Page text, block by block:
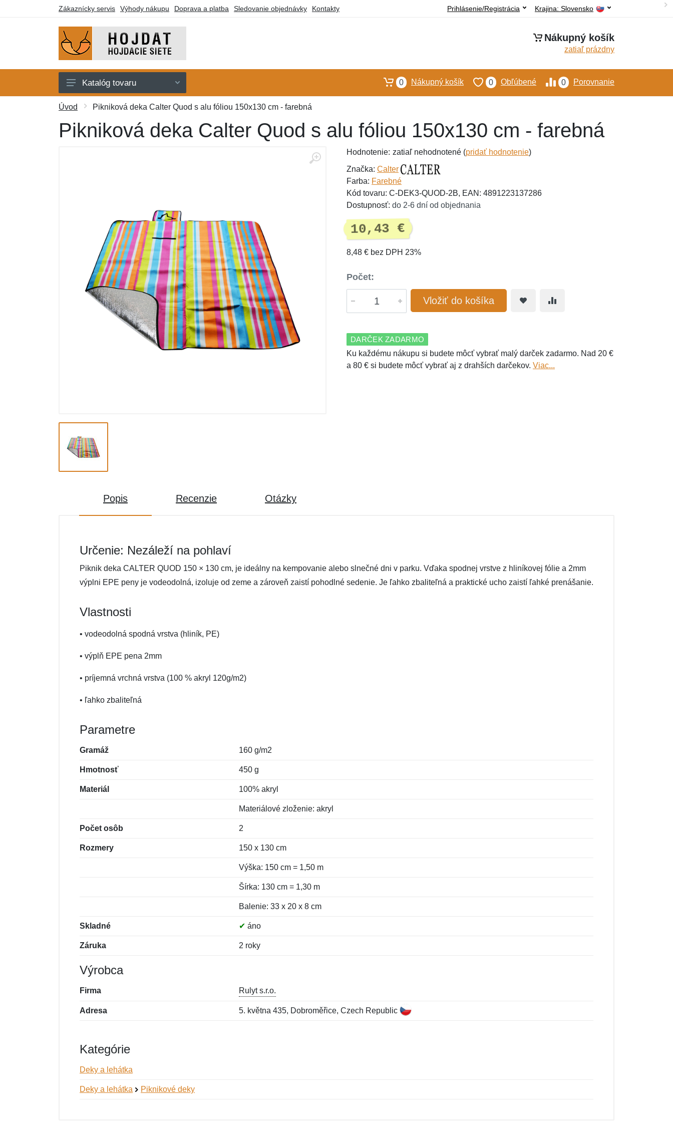
Zákaznícky servis Výhody nákupu Doprava a platba Sledovanie objednávky Kontakty Krajina: Slovensko
Prihlásenie/Registrácia
Nákupný košík
zatiaľ prázdny
Hojdacie siete
Hojdacie kreslá
Katalóg tovaru 0 Porovnanie
0 Obľúbené
0 Nákupný košík
Úvod Pikniková deka Calter Quod s alu fóliou 150x130 cm - farebná
Pikniková deka Calter Quod s alu fóliou 150x130 cm - farebná
Hodnotenie: zatiaľ nehodnotené (pridať hodnotenie)
Značka: Calter
Farba: Farebné
Kód tovaru: C-DEK3-QUOD-2B, EAN: 4891223137286
Dostupnosť: do 2-6 dní od objednania
10,43 €
8,48 € bez DPH 23%
Počet:
Vložiť do košíka
DARČEK ZADARMO
Ku každému nákupu si budete môcť vybrať malý darček zadarmo. Nad 20 €
a 80 € si budete môcť vybrať aj z drahších darčekov. Viac...
Popis Recenzie Otázky
Určenie: Nezáleží na pohlaví
Piknik deka CALTER QUOD 150 × 130 cm, je ideálny na kempovanie alebo slnečné dni v parku. Vďaka spodnej vrstve z hliníkovej fólie a 2mm
výplni EPE peny je vodeodolná, izoluje od zeme a zároveň zaistí pohodlné sedenie. Je ľahko zbaliteľná a praktické ucho zaistí ľahké prenášanie.
Vlastnosti
• vodeodolná spodná vrstva (hliník, PE)
• výplň EPE pena 2mm
• príjemná vrchná vrstva (100 % akryl 120g/m2)
• ľahko zbaliteľná
Parametre
Gramáž 160 g/m2
Hmotnosť 450 g
Materiál 100% akryl
Materiálové zloženie: akryl
Počet osôb 2
Rozmery 150 x 130 cm
Výška: 150 cm = 1,50 m
Šírka: 130 cm = 1,30 m
Balenie: 33 x 20 x 8 cm
Skladné ✔ áno
Záruka 2 roky
Výrobca
Firma Rulyt s.r.o.
Adresa 5. května 435, Dobroměřice, Czech Republic
Kategórie
Deky a lehátka
Deky a lehátka Piknikové deky